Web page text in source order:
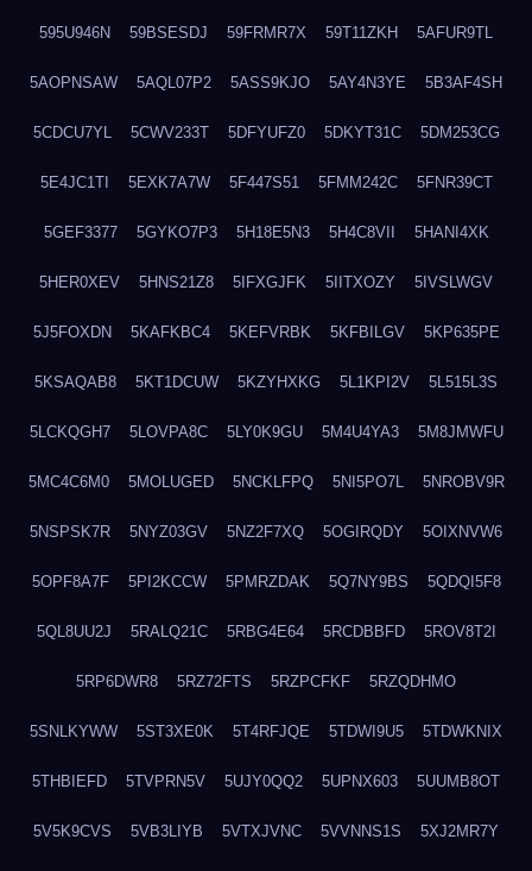
595U946N 59BSESDJ 59FRMR7X 59T11ZKH 5AFUR9TL
5AOPNSAW 5AQL07P2 5ASS9KJO 5AY4N3YE 5B3AF4SH
5CDCU7YL 5CWV233T 5DFYUFZ0 5DKYT31C 5DM253CG
5E4JC1TI 5EXK7A7W 5F447S51 5FMM242C 5FNR39CT
5GEF3377 5GYKO7P3 5H18E5N3 5H4C8VII 5HANI4XK
5HER0XEV 5HNS21Z8 5IFXGJFK 5IITXOZY 5IVSLWGV
5J5FOXDN 5KAFKBC4 5KEFVRBK 5KFBILGV 5KP635PE
5KSAQAB8 5KT1DCUW 5KZYHXKG 5L1KPI2V 5L515L3S
5LCKQGH7 5LOVPA8C 5LY0K9GU 5M4U4YA3 5M8JMWFU
5MC4C6M0 5MOLUGED 5NCKLFPQ 5NI5PO7L 5NROBV9R
5NSPSK7R 5NYZ03GV 5NZ2F7XQ 5OGIRQDY 5OIXNVW6
5OPF8A7F 5PI2KCCW 5PMRZDAK 5Q7NY9BS 5QDQI5F8
5QL8UU2J 5RALQ21C 5RBG4E64 5RCDBBFD 5ROV8T2I
5RP6DWR8 5RZ72FTS 5RZPCFKF 5RZQDHMO
5SNLKYWW 5ST3XE0K 5T4RFJQE 5TDWI9U5 5TDWKNIX
5THBIEFD 5TVPRN5V 5UJY0QQ2 5UPNX603 5UUMB8OT
5V5K9CVS 5VB3LIYB 5VTXJVNC 5VVNNS1S 5XJ2MR7Y